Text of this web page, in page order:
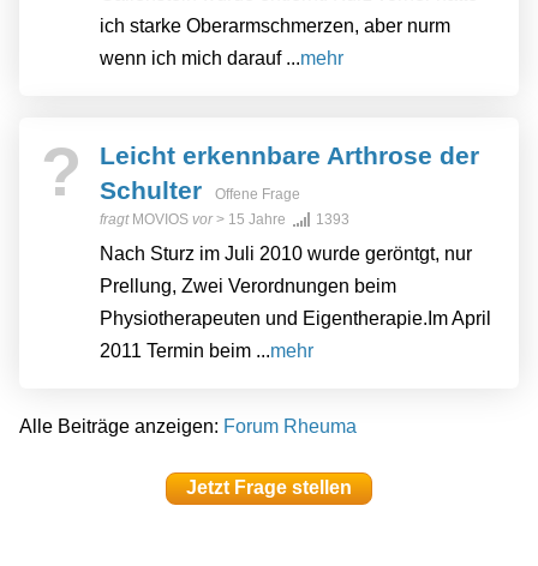
ich starke Oberarmschmerzen, aber nurm
wenn ich mich darauf ...mehr
?
Leicht erkennbare Arthrose der
Schulter
Offene Frage
fragt MOVIOS vor> 15 Jahre 1393
Nach Sturz im Juli 2010 wurde geröntgt, nur
Prellung, Zwei Verordnungen beim
Physiotherapeuten und Eigentherapie.Im April
2011 Termin beim ...mehr
Alle Beiträge anzeigen: Forum Rheuma
Jetzt Frage stellen